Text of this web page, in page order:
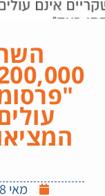
מאי 28, 2023